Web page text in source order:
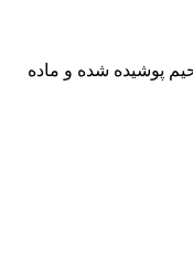
پوشيده شده و ماده